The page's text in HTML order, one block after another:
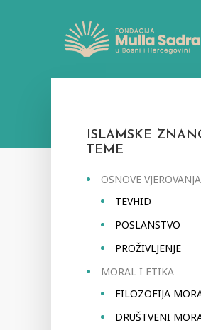
ISLAMSKE
TEME
OSNOVE VJEROVANJA
TEVHID
POSLANSTVO
PROŽIVLJENJE
MORAL I ETIKA
FILOZOFIJA
DRUŠTVENI